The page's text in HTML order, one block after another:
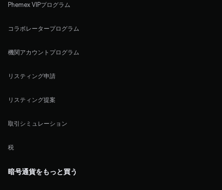
Phemex VIPプログラム
コラボレータープログラム
機関アカウントプログラム
リスティング申請
リスティング提案
取引シミュレーション
税
暗号通貨をもっと買う